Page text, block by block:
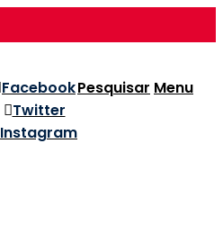
Pesquisar Menu
Facebook
Twitter
Instagram